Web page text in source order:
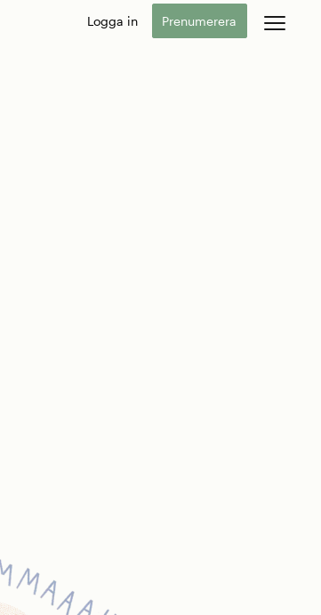
Logga in Prenumerera